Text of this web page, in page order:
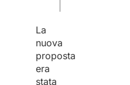
La
nuova
proposta
era
stata